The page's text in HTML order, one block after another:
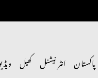
پاکستان انٹر نیشنل کھیل